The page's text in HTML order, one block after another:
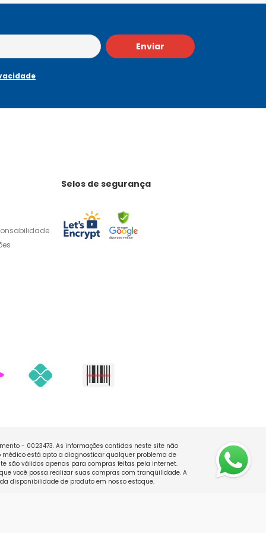
Enviar
Selos de segurança
- 0023473. As informações contidas neste site não
está apto a diagnosticar qualquer problema de
são válidos apenas para compras feitas pela internet.
você possa realizar suas compras com tranqüilidade. A
disponibilidade de produto em nosso estoque.